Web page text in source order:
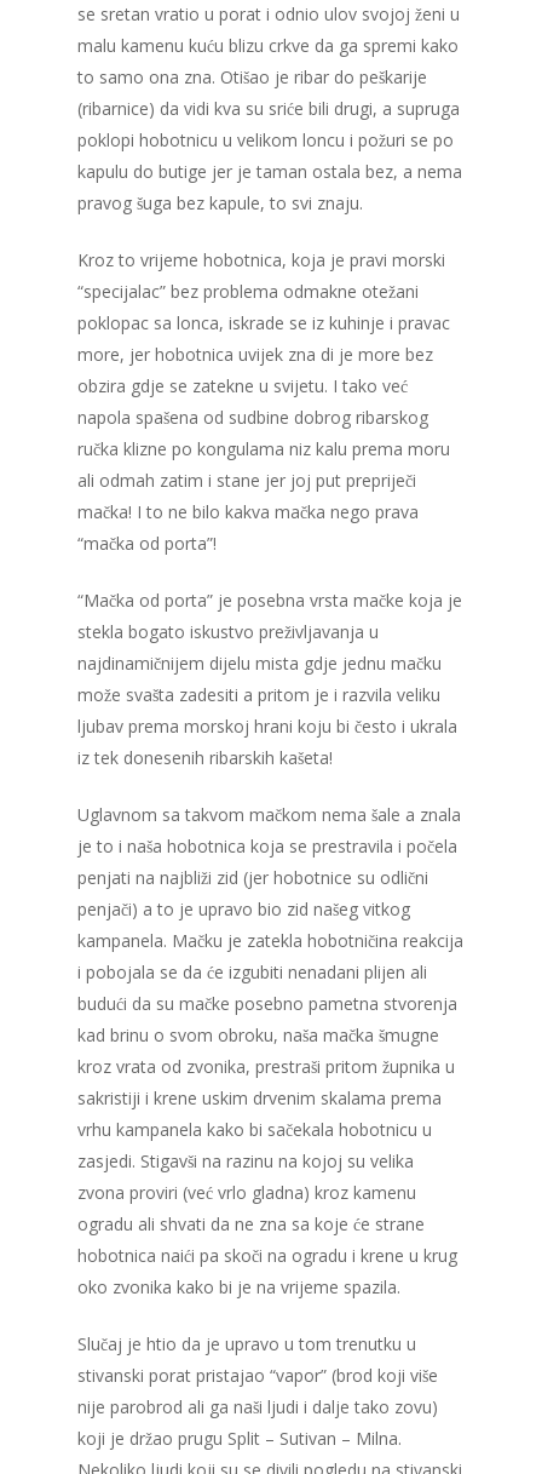
se sretan vratio u porat i odnio ulov svojoj ženi u
malu kamenu kuću blizu crkve da ga spremi kako
to samo ona zna. Otišao je ribar do peškarije
(ribarnice) da vidi kva su sriće bili drugi, a supruga
poklopi hobotnicu u velikom loncu i požuri se po
kapulu do butige jer je taman ostala bez, a nema
pravog šuga bez kapule, to svi znaju.
Kroz to vrijeme hobotnica, koja je pravi morski
“specijalac” bez problema odmakne otežani
poklopac sa lonca, iskrade se iz kuhinje i pravac
more, jer hobotnica uvijek zna di je more bez
obzira gdje se zatekne u svijetu. I tako već
napola spašena od sudbine dobrog ribarskog
ručka klizne po kongulama niz kalu prema moru
ali odmah zatim i stane jer joj put prepriječi
mačka! I to ne bilo kakva mačka nego prava
“mačka od porta”!
“Mačka od porta” je posebna vrsta mačke koja je
stekla bogato iskustvo preživljavanja u
najdinamičnijem dijelu mista gdje jednu mačku
može svašta zadesiti a pritom je i razvila veliku
ljubav prema morskoj hrani koju bi često i ukrala
iz tek donesenih ribarskih kašeta!
Uglavnom sa takvom mačkom nema šale a znala
je to i naša hobotnica koja se prestravila i počela
penjati na najbliži zid (jer hobotnice su odlični
penjači) a to je upravo bio zid našeg vitkog
kampanela. Mačku je zatekla hobotničina reakcija
i pobojala se da će izgubiti nenadani plijen ali
budući da su mačke posebno pametna stvorenja
kad brinu o svom obroku, naša mačka šmugne
kroz vrata od zvonika, prestraši pritom župnika u
sakristiji i krene uskim drvenim skalama prema
vrhu kampanela kako bi sačekala hobotnicu u
zasjedi. Stigavši na razinu na kojoj su velika
zvona proviri (već vrlo gladna) kroz kamenu
ogradu ali shvati da ne zna sa koje će strane
hobotnica naići pa skoči na ogradu i krene u krug
oko zvonika kako bi je na vrijeme spazila.
Slučaj je htio da je upravo u tom trenutku u
stivanski porat pristajao “vapor” (brod koji više
nije parobrod ali ga naši ljudi i dalje tako zovu)
koji je držao prugu Split – Sutivan – Milna.